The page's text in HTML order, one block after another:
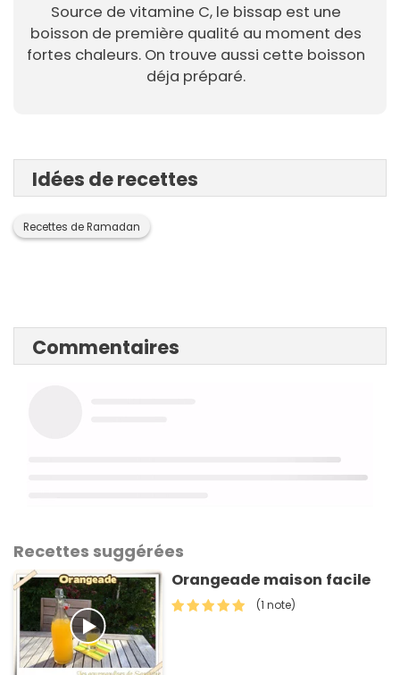
Source de vitamine C, le bissap est une
boisson de première qualité au moment des
fortes chaleurs. On trouve aussi cette boisson
déja préparé.
Idées de recettes
Recettes de Ramadan
Commentaires
Recettes suggérées
Orangeade maison facile
(1 note)